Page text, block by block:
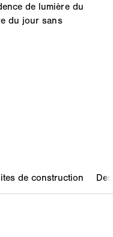
de lumière du
du jour sans